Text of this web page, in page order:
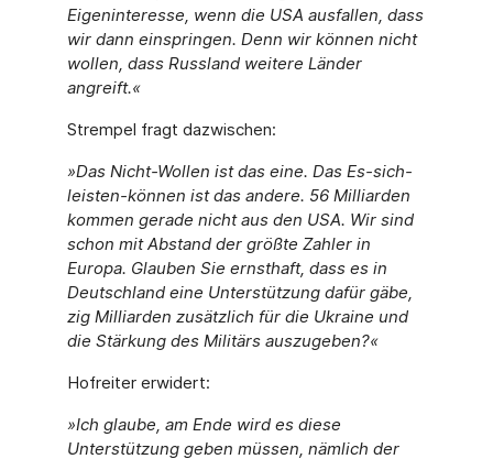
Eigeninteresse, wenn die USA ausfallen, dass
wir dann einspringen. Denn wir können nicht
wollen, dass Russland weitere Länder
angreift.«
Strempel fragt dazwischen:
»Das Nicht-Wollen ist das eine. Das Es-sich-
leisten-können ist das andere. 56 Milliarden
kommen gerade nicht aus den USA. Wir sind
schon mit Abstand der größte Zahler in
Europa. Glauben Sie ernsthaft, dass es in
Deutschland eine Unterstützung dafür gäbe,
zig Milliarden zusätzlich für die Ukraine und
die Stärkung des Militärs auszugeben?«
Hofreiter erwidert:
»Ich glaube, am Ende wird es diese
Unterstützung geben müssen, nämlich der